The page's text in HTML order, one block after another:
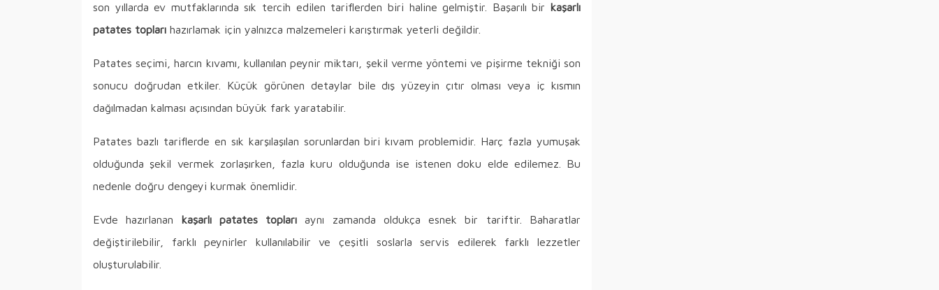
son yıllarda ev mutfaklarında sık tercih edilen tariflerden biri haline gelmiştir. Başarılı bir kaşarlı
patates topları hazırlamak için yalnızca malzemeleri karıştırmak yeterli değildir.
Patates seçimi, harcın kıvamı, kullanılan peynir miktarı, şekil verme yöntemi ve pişirme tekniği son
sonucu doğrudan etkiler. Küçük görünen detaylar bile dış yüzeyin çıtır olması veya iç kısmın
dağılmadan kalması açısından büyük fark yaratabilir.
Patates bazlı tariflerde en sık karşılaşılan sorunlardan biri kıvam problemidir. Harç fazla yumuşak
olduğunda şekil vermek zorlaşırken, fazla kuru olduğunda ise istenen doku elde edilemez. Bu
nedenle doğru dengeyi kurmak önemlidir.
Evde hazırlanan kaşarlı patates topları aynı zamanda oldukça esnek bir tariftir. Baharatlar
değiştirilebilir, farklı peynirler kullanılabilir ve çeşitli soslarla servis edilerek farklı lezzetler
oluşturulabilir.